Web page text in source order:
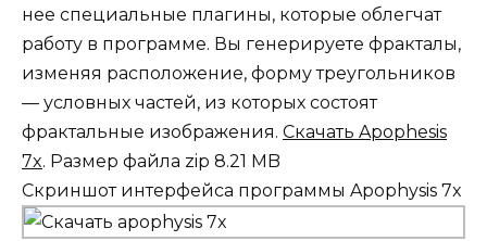
нее специальные плагины, которые облегчат
работу в программе. Вы генерируете фракталы,
изменяя расположение, форму треугольников
— условных частей, из которых состоят
фрактальные изображения. Скачать Apophesis
7x. Размер файла zip 8.21 MB
Скриншот интерфейса программы Apophysis 7x